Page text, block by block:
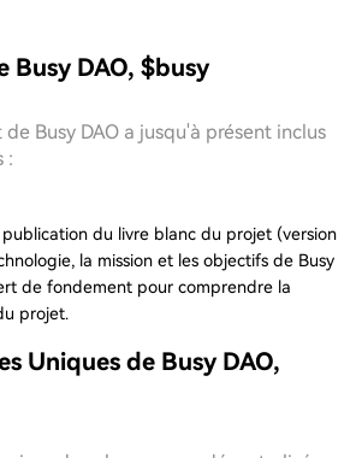
Busy DAO, $busy
Busy DAO a jusqu'à présent inclus
:
publication du livre blanc du projet (version
la mission et les objectifs de Busy
de fondement pour comprendre la
projet.
Uniques de Busy DAO,